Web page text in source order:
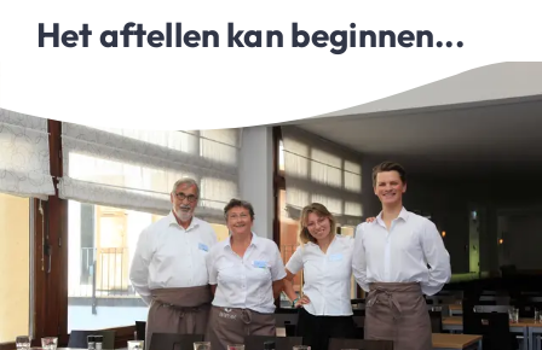
Het aftellen kan beginnen...